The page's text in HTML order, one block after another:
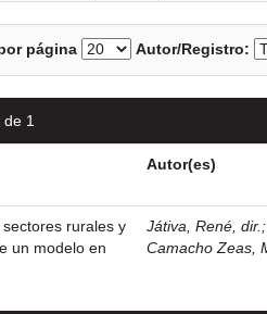
página Autor/Registro:
1
Autor(es)
rurales y
un modelo en
Játiva, René, dir. ;
Camacho Zeas,